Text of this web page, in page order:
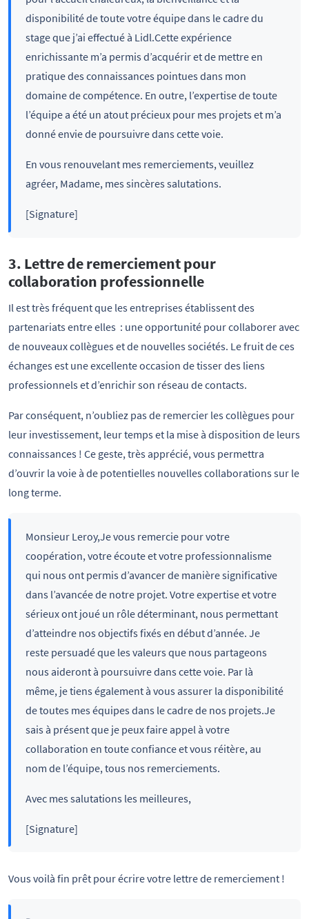
disponibilité de toute votre équipe dans le cadre du
stage que j’ai effectué à Lidl.Cette expérience
enrichissante m’a permis d’acquérir et de mettre en
pratique des connaissances pointues dans mon
domaine de compétence. En outre, l’expertise de toute
l’équipe a été un atout précieux pour mes projets et m’a
donné envie de poursuivre dans cette voie.
En vous renouvelant mes remerciements, veuillez
agréer, Madame, mes sincères salutations.
[Signature]
3. Lettre de remerciement pour
collaboration professionnelle
Il est très fréquent que les entreprises établissent des
partenariats entre elles : une opportunité pour collaborer avec
de nouveaux collègues et de nouvelles sociétés. Le fruit de ces
échanges est une excellente occasion de tisser des liens
professionnels et d’enrichir son réseau de contacts.
Par conséquent, n’oubliez pas de remercier les collègues pour
leur investissement, leur temps et la mise à disposition de leurs
connaissances ! Ce geste, très apprécié, vous permettra
d’ouvrir la voie à de potentielles nouvelles collaborations sur le
long terme.
Monsieur Leroy,Je vous remercie pour votre
coopération, votre écoute et votre professionnalisme
qui nous ont permis d’avancer de manière significative
dans l’avancée de notre projet. Votre expertise et votre
sérieux ont joué un rôle déterminant, nous permettant
d’atteindre nos objectifs fixés en début d’année. Je
reste persuadé que les valeurs que nous partageons
nous aideront à poursuivre dans cette voie. Par là
même, je tiens également à vous assurer la disponibilité
de toutes mes équipes dans le cadre de nos projets.Je
sais à présent que je peux faire appel à votre
collaboration en toute confiance et vous réitère, au
nom de l’équipe, tous nos remerciements.
Avec mes salutations les meilleures,
[Signature]
Vous voilà fin prêt pour écrire votre lettre de remerciement !